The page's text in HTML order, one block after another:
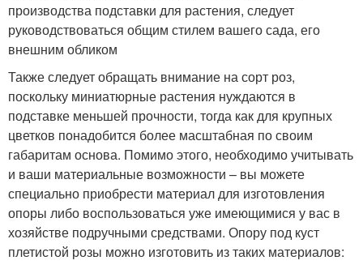
производства подставки для растения, следует
руководствоваться общим стилем вашего сада, его
внешним обликом
Также следует обращать внимание на сорт роз,
поскольку миниатюрные растения нуждаются в
подставке меньшей прочности, тогда как для крупных
цветков понадобится более масштабная по своим
габаритам основа. Помимо этого, необходимо учитывать
и ваши материальные возможности – вы можете
специально приобрести материал для изготовления
опоры либо воспользоваться уже имеющимися у вас в
хозяйстве подручными средствами. Опору под куст
плетистой розы можно изготовить из таких материалов: